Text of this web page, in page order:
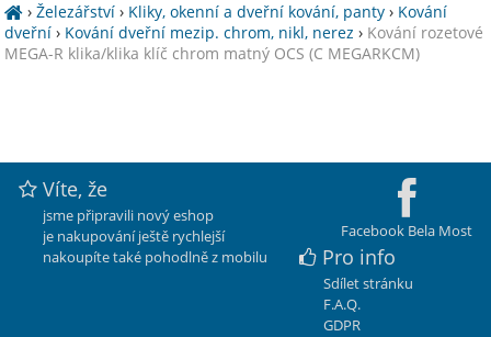
›Železářství › Kliky, okenní a dveřní kování, panty › Kování
dveřní › Kování dveřní mezip. chrom, nikl, nerez › Kování rozetové
MEGA-R klika/klika klíč chrom matný OCS (C MEGARKCM)
Facebook Bela Most
Víte, že
jsme připravili nový eshop
je nakupování ještě rychlejší
nakoupíte také pohodlně z mobilu
Pro info
Sdílet stránku
F.A.Q.
GDPR